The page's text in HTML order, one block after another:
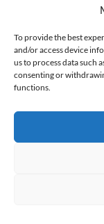
To provide the best
and/or access device
us to process data such
consenting or
functions.
Perfectie is dan
ook ons
streefdoel! Jouw
rit start bij ons.